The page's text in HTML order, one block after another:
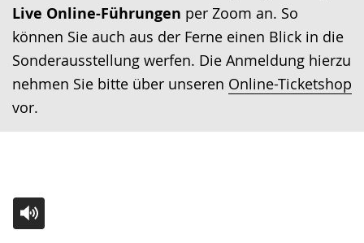
Live Online-Führungen per Zoom an. So
können Sie auch aus der Ferne einen Blick in die
Sonderausstellung werfen. Die Anmeldung hierzu
nehmen Sie bitte über unseren Online-Ticketshop
vor.